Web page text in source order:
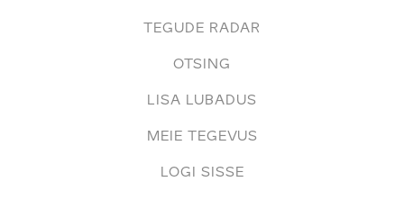
TEGUDE RADAR
OTSING
LISA LUBADUS
MEIE TEGEVUS
LOGI SISSE